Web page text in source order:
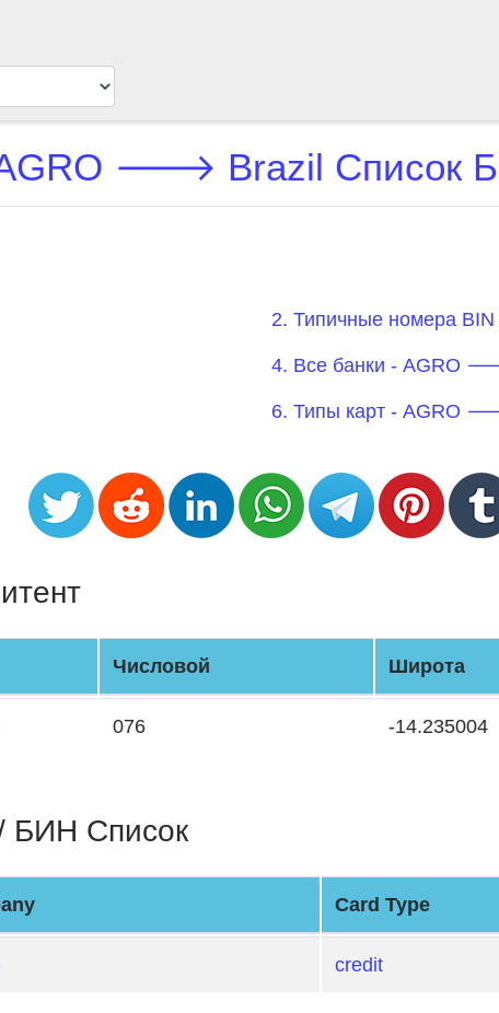
🡒 Brazil Список
2. Типичные номера
4. Все банки - AGRO
6. Типы карт - AGRO
Числовой Широта
076 -14.235004
Список
Card Type
credit